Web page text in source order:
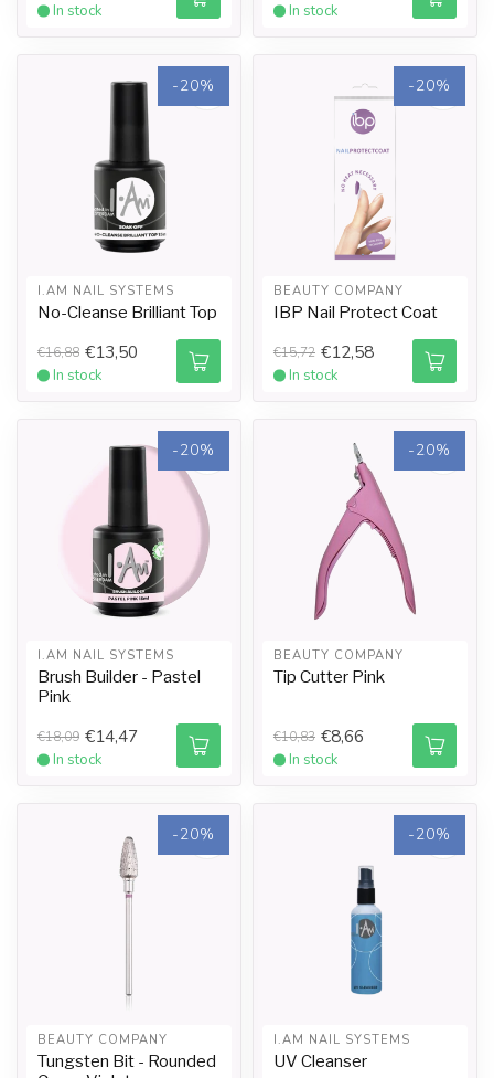
In stock In stock
-20%
I.AM NAIL SYSTEMS
No-Cleanse Brilliant Top
€16,88 €13,50
In stock
-20%
BEAUTY COMPANY
IBP Nail Protect Coat
€15,72 €12,58
In stock
-20%
I.AM NAIL SYSTEMS
Brush Builder - Pastel
Pink
€18,09 €14,47
In stock
-20%
BEAUTY COMPANY
Tip Cutter Pink
€10,83 €8,66
In stock
-20%
BEAUTY COMPANY
Tungsten Bit - Rounded
-20%
I.AM NAIL SYSTEMS
UV Cleanser